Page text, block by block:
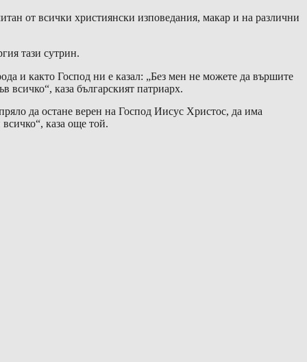
от всички християнски изповедания, макар и на различни
тази сутрин.
и както Господ ни е казал: „Без мен не можете да вършите
каза българският патриарх.
да остане верен на Господ Иисус Христос, да има
каза още той.